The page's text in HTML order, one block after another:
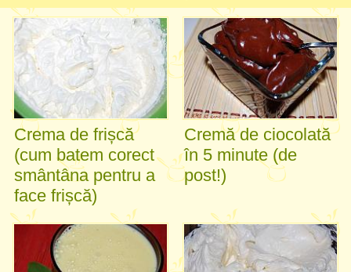
Crema de frișcă
(cum batem corect
smântâna pentru a
face frișcă)
Cremă de ciocolată
în 5 minute (de
post!)